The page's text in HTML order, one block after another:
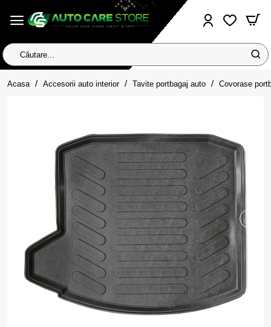
Căutare...
Acasa homeAccesorii auto interior Tavite portbagaj auto Covorase